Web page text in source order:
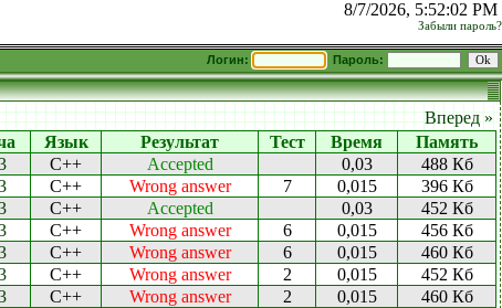
8/7/2026, 5:52:02 PM
Забыли пароль?
Логин: Пароль:
Вперед »
Язык Результат Тест Время
Память
C++ Accepted 0,03
488 Кб
C++ Wrong answer 7 0,015
396 Кб
C++ Accepted 0,03
452 Кб
C++ Wrong answer 6 0,015
456 Кб
C++ Wrong answer 6 0,015
460 Кб
C++ Wrong answer 2 0,015
452 Кб
C++ Wrong answer 2 0,015
460 Кб